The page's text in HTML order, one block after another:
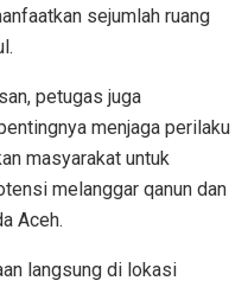
sejumlah ruang
petugas juga
menjaga perilaku
masyarakat untuk
melanggar qanun dan
Aceh.
langsung di lokasi